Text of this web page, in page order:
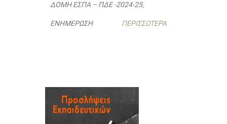
ΔΟΜΉ ΕΣΠΑ – ΠΔΕ -2024-25,
ΕΝΗΜΈΡΩΣΗ ΠΕΡΙΣΣΌΤΕΡΑ